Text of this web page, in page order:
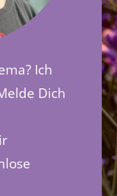
Ich
Dich